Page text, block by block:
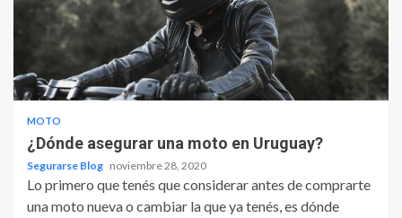
MOTO
¿Dónde asegurar una moto en Uruguay?
Segurarse Blog noviembre 28, 2020
Lo primero que tenés que considerar antes de comprarte
una moto nueva o cambiar la que ya tenés, es dónde